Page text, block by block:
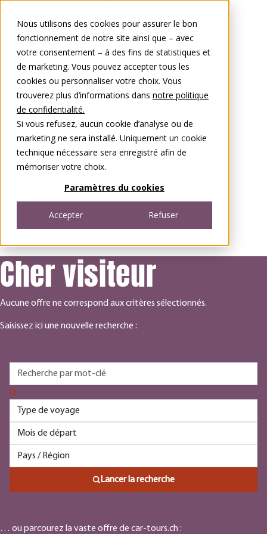
Nous utilisons des cookies pour assurer le bon
fonctionnement de notre site ainsi que – avec
votre consentement – à des fins de statistiques et
de marketing. Vous pouvez accepter tous les
cookies ou personnaliser votre choix. Vous
trouverez plus d’informations dans notre politique
de confidentialité.
Si vous refusez, aucun cookie d’analyse ou de
marketing ne sera installé. Uniquement un cookie
technique nécessaire sera enregistré afin de
mémoriser votre choix.
Paramètres du cookies
Accepter Refuser
0848 00 77 88
Cher visiteur
Aucune offre ne correspond aux critères sélectionnés.
Saisissez ici une nouvelle recherche :
Lancer la recherche
… ou parcourez la vaste offre de car-tours.ch :